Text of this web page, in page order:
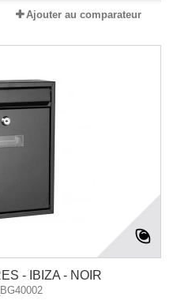
Ajouter au comparateur
- IBIZA - NOIR